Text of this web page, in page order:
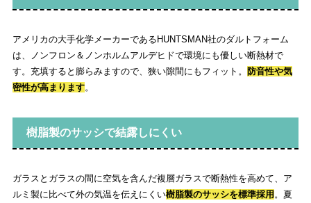
アメリカの大手化学メーカーであるHUNTSMAN社のダルトフォーム
は、ノンフロン＆ノンホルムアルデヒドで環境にも優しい断熱材で
す。充填すると膨らみますので、狭い隙間にもフィット。
防音性や気
密性が高まります。
樹脂製のサッシで結露しにくい
ガラスとガラスの間に空気を含んだ複層ガラスで断熱性を高めて、ア
ルミ製に比べて外の気温を伝えにくい樹脂製のサッシを標準採用 。夏